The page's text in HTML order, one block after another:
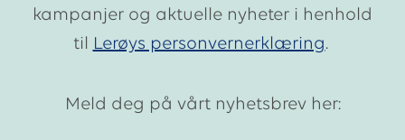
kampanjer og aktuelle nyheter i henhold
til
Lerøys personvernerklæring.
Meld deg på vårt nyhetsbrev her: